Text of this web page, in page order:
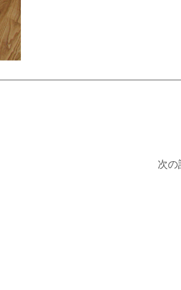
次の